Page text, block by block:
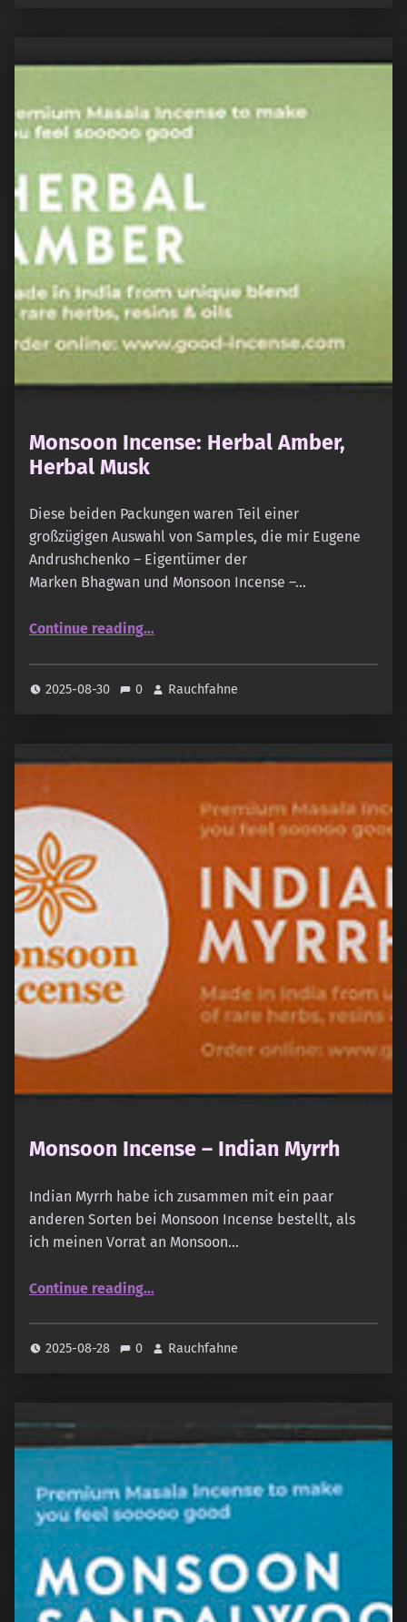
Monsoon Incense: Herbal Amber,
Herbal Musk
Diese beiden Packungen waren Teil einer
großzügigen Auswahl von Samples, die mir Eugene
Andrushchenko – Eigentümer der
Marken Bhagwan und Monsoon Incense –…
Continue reading“Monsoon Incense: Herbal Amber, Herbal Musk”
…
2025-08-30 0 Rauchfahne
Monsoon Incense – Indian Myrrh
Indian Myrrh habe ich zusammen mit ein paar
anderen Sorten bei Monsoon Incense bestellt, als
ich meinen Vorrat an Monsoon…
Continue reading…
2025-08-28 0 Rauchfahne